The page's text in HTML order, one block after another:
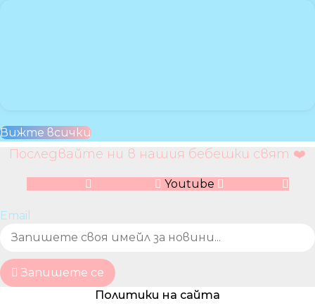
Вижте всички
Последвайте ни в нашия бебешки свят ❤️
Youtube
Email
Запишете се
Политики на сайта